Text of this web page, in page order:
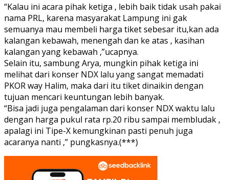
“Kalau ini acara pihak ketiga , lebih baik tidak usah pakai
nama PRL, karena masyarakat Lampung ini gak
semuanya mau membeli harga tiket sebesar itu,kan ada
kalangan kebawah, menengah dan ke atas , kasihan
kalangan yang kebawah ,”ucapnya.
Selain itu, sambung Arya, mungkin pihak ketiga ini
melihat dari konser NDX lalu yang sangat memadati
PKOR way Halim, maka dari itu tiket dinaikin dengan
tujuan mencari keuntungan lebih banyak.
“Bisa jadi juga pengalaman dari konser NDX waktu lalu
dengan harga pukul rata rp.20 ribu sampai membludak ,
apalagi ini Tipe-X kemungkinan pasti penuh juga
acaranya nanti ,” pungkasnya.(***)